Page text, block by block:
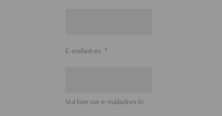
E-mailadres *
Vul hier uw e-mailadres in